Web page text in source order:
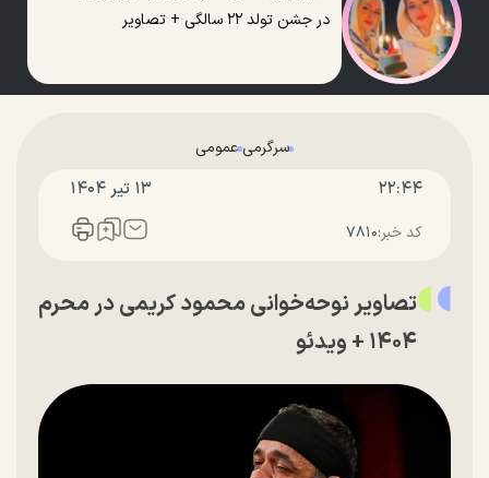
در جشن تولد ۲۲ سالگی + تصاویر
سرگرمی عمومی
۲۲:۴۴ ۱۳ تير ۱۴۰۴
کد خبر:۷۸۱۰
تصاویر نوحه‌خوانی محمود کریمی در محرم
۱۴۰۴ + ویدئو